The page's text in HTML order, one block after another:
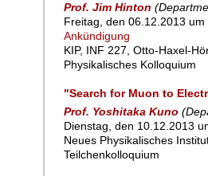
Prof. Jim Hinton
Freitag, den 06.12.2013
Ankündigung
KIP, INF 227, Otto-Haxel-
Physikalisches Kolloquium
"Search for Muon to
Prof. Yoshitaka Kuno
Dienstag, den 10.12.2013
Neues Physikalisches
Teilchenkolloquium